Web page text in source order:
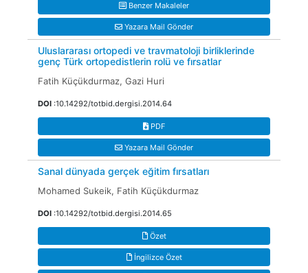
Benzer Makaleler
Yazara Mail Gönder
Uluslararası ortopedi ve travmatoloji birliklerinde
genç Türk ortopedistlerin rolü ve fırsatlar
Fatih Küçükdurmaz, Gazi Huri
DOI :10.14292/totbid.dergisi.2014.64
PDF
Yazara Mail Gönder
Sanal dünyada gerçek eğitim fırsatları
Mohamed Sukeik, Fatih Küçükdurmaz
DOI :10.14292/totbid.dergisi.2014.65
Özet
İngilizce Özet